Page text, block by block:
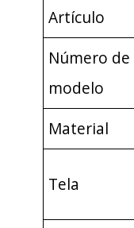
Artículo
Número de
modelo
Material
Tela